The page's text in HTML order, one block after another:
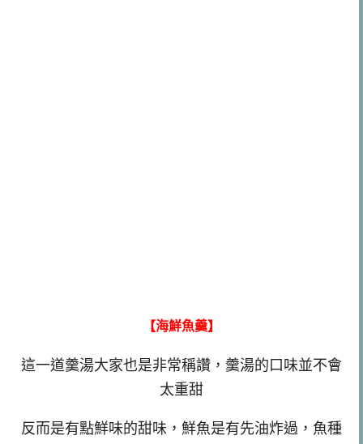
【海鮮魚羹】
這一道羹湯大家也是非常稱讚，羹湯的口味並不會
太重甜
反而是有點鮮味的甜味，鮮魚是有先油炸過，魚種